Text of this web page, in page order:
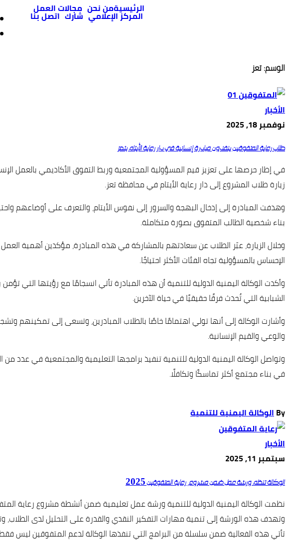
الرئيسيةمن نحن مجالات العمل
المركز الإعلامي شارك اتصل بنا
الوسم:تعز
الأخبار
نوفمبر 18, 2025
طلاب رعاية المتفوقين ينفذون مبادرة إنسانية في دار رعاية الأيتام بتعز
في إطار حرصها على تعزيز قيم المسؤولية المجتمعية وربط التفوق الأكاديمي بالعمل
زيارة طلاب المشروع إلى دار رعاية الأيتام في محافظة تعز.
وهدفت المبادرة إلى إدخال البهجة والسرور إلى نفوس الأيتام، والتعرف على أوضاعهم
بناء شخصية الطالب المتفوق بصورة متكاملة.
وخلال الزيارة، عبّر الطلاب عن سعادتهم بالمشاركة في هذه المبادرة، مؤكدين أهمية
الإحساس بالمسؤولية تجاه الفئات الأكثر احتياجًا.
وأكدت الوكالة اليمنية الدولية للتنمية أن هذه المبادرة تأتي انسجامًا مع رؤيتها
الشبابية التي تُحدث فرقًا حقيقيًا في حياة الآخرين.
وأشارت الوكالة إلى أنها تولي اهتمامًا خاصًا بالطلاب المبادرين، وتسعى إلى تمكينهم
والوعي والقيم الإنسانية.
وتواصل الوكالة اليمنية الدولية للتنمية تنفيذ برامجها التعليمية والمجتمعية في
في بناء مجتمع أكثر تماسكًا وتكافلًا.
Byالوكالة اليمنية للتنمية
الأخبار
سبتمبر 11, 2025
الوكالة تنظم ورشة عمل ضمن مشروع رعاية المتفوقين 2025
نظمت الوكالة اليمنية الدولية للتنمية ورشة عمل تعليمية ضمن أنشطة مشروع رعاية المتفوقين لعام 2025، شارك فيها طلاب وطالبات من
وتهدف هذه الورشة إلى تنمية مهارات التفكير النقدي والقدرة على التحليل لدى
تأتي هذه الفعالية ضمن سلسلة من البرامج التي تنفذها الوكالة لدعم المتفوقين ليس